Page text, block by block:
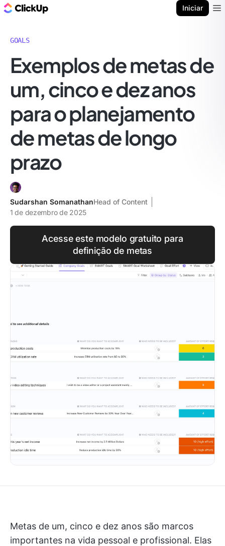
Iniciar
GOALS
Exemplos de metas de
um, cinco e dez anos
para o planejamento
de metas de longo
prazo
Sudarshan SomanathanHead of Content
1 de dezembro de 2025
Acesse este modelo gratuito para
definição de metas
Metas de um, cinco e dez anos são marcos
importantes na vida pessoal e profissional. Elas